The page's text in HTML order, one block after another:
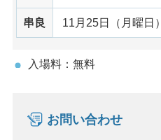
串良 11月25日（月曜日）
入場料：無料
お問い合わせ